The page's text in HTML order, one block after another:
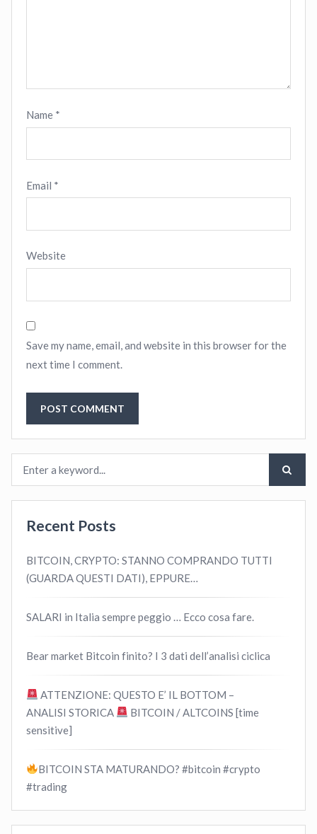
Name *
Email *
Website
Save my name, email, and website in this browser for the
next time I comment.
Recent Posts
BITCOIN, CRYPTO: STANNO COMPRANDO TUTTI
(GUARDA QUESTI DATI), EPPURE…
SALARI in Italia sempre peggio … Ecco cosa fare.
Bear market Bitcoin finito? I 3 dati dell’analisi ciclica
ATTENZIONE: QUESTO E’ IL BOTTOM –
ANALISI STORICA
BITCOIN / ALTCOINS [time
sensitive]
BITCOIN STA MATURANDO? #bitcoin #crypto
#trading